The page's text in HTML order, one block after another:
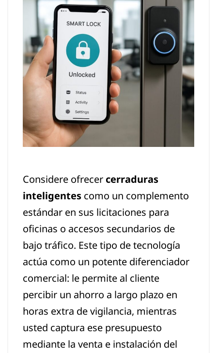
Considere ofrecer cerraduras
inteligentes como un complemento
estándar en sus licitaciones para
oficinas o accesos secundarios de
bajo tráfico. Este tipo de tecnología
actúa como un potente diferenciador
comercial: le permite al cliente
percibir un ahorro a largo plazo en
horas extra de vigilancia, mientras
usted captura ese presupuesto
mediante la venta e instalación del